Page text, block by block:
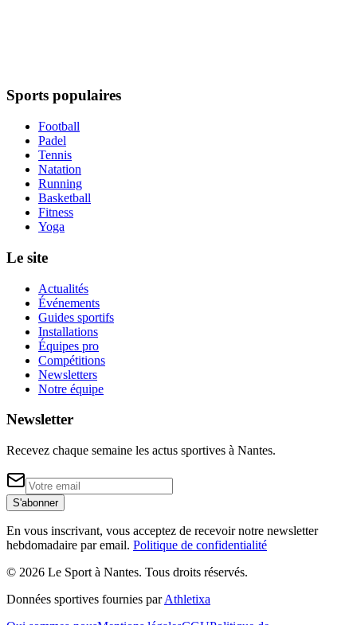
Sports populaires
Football
Padel
Tennis
Natation
Running
Basketball
Fitness
Yoga
Le site
Actualités
Événements
Guides sportifs
Installations
Équipes pro
Compétitions
Newsletters
Notre équipe
Newsletter
Recevez chaque semaine les actus sportives à Nantes.
S'abonner
En vous inscrivant, vous acceptez de recevoir notre newsletter
hebdomadaire par email. Politique de confidentialité
© 2026 Le Sport à Nantes. Tous droits réservés.
Données sportives fournies par Athletixa